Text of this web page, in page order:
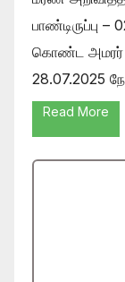
பாண்டிருப்பு –
கொண்ட அமரர்
28.07.2025
Read More